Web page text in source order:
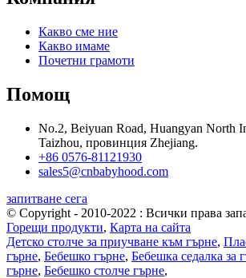
Какво сме ние
Какво имаме
Почетни грамоти
Помощ
No.2, Beiyuan Road, Huangyan North
Taizhou, провинция Zhejiang.
+86 0576-81121930
sales5@cnbabyhood.com
запитване сега
© Copyright - 2010-2022 : Всички права
Горещи продукти, Карта на сайта
Детско столче за приучване към гърне,
гърне, Бебешко гърне, Бебешка седалка за
гърне, Бебешко столче гърне,